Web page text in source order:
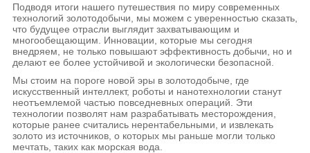
Подводя итоги нашего путешествия по миру современных
технологий золотодобычи, мы можем с уверенностью сказать,
что будущее отрасли выглядит захватывающим и
многообещающим. Инновации, которые мы сегодня
внедряем, не только повышают эффективность добычи, но и
делают ее более устойчивой и экологически безопасной.
Мы стоим на пороге новой эры в золотодобыче, где
искусственный интеллект, роботы и нанотехнологии станут
неотъемлемой частью повседневных операций. Эти
технологии позволят нам разрабатывать месторождения,
которые ранее считались нерентабельными, и извлекать
золото из источников, о которых мы раньше могли только
мечтать, таких как морская вода.